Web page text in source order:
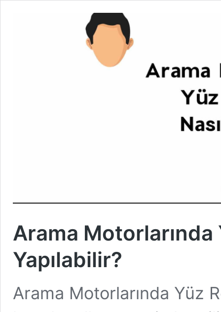
Arama Motorlarında
Yapılabilir?
Arama Motorlarında Yüz